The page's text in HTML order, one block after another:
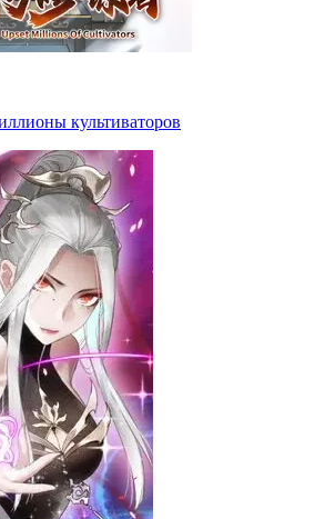
культиваторов